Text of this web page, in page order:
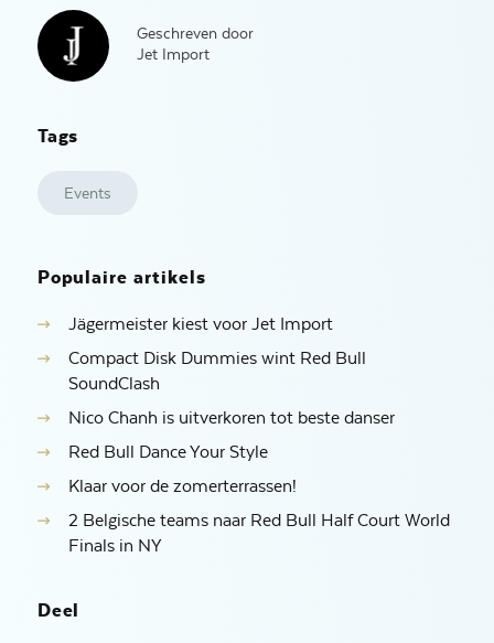
Geschreven door
Jet Import
Tags
Events
Populaire artikels
Jägermeister kiest voor Jet Import
Compact Disk Dummies wint Red Bull
SoundClash
Nico Chanh is uitverkoren tot beste danser
Red Bull Dance Your Style
Klaar voor de zomerterrassen!
2 Belgische teams naar Red Bull Half Court World
Finals in NY
Deel